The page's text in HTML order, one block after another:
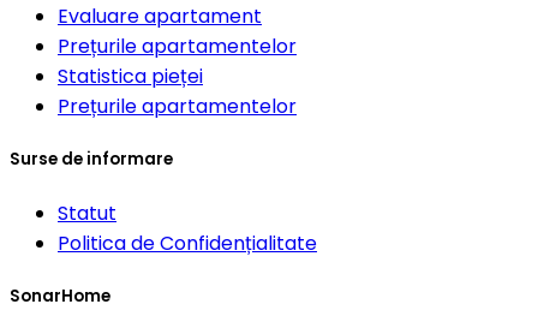
Evaluare apartament
Prețurile apartamentelor
Statistica pieței
Prețurile apartamentelor
Surse de informare
Statut
Politica de Confidențialitate
SonarHome